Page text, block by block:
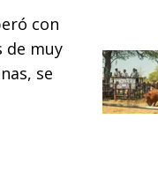
con
de muy
se